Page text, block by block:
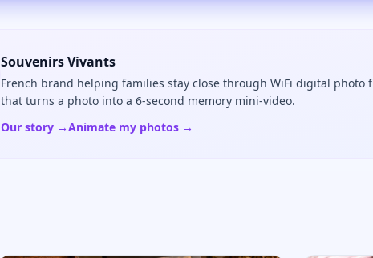
Souvenirs Vivants
French brand helping families stay close through WiFi digital photo
that turns a photo into a 6-second memory mini-video.
Our story →Animate my photos →